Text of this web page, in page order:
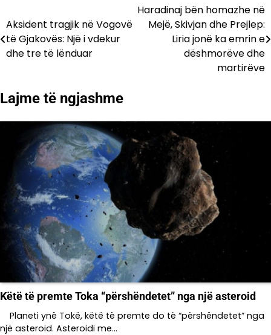
te
postimet
Aksident tragjik në Vogovë
të Gjakovës: Një i vdekur
dhe tre të lënduar
Haradinaj bën homazhe në
Mejë, Skivjan dhe Prejlep:
Liria jonë ka emrin e
dëshmorëve dhe
martirëve
Lajme të ngjashme
Këtë të premte Toka “përshëndetet” nga një asteroid
Planeti ynë Tokë, këtë të premte do të “përshëndetet” nga
një asteroid. Asteroidi me…